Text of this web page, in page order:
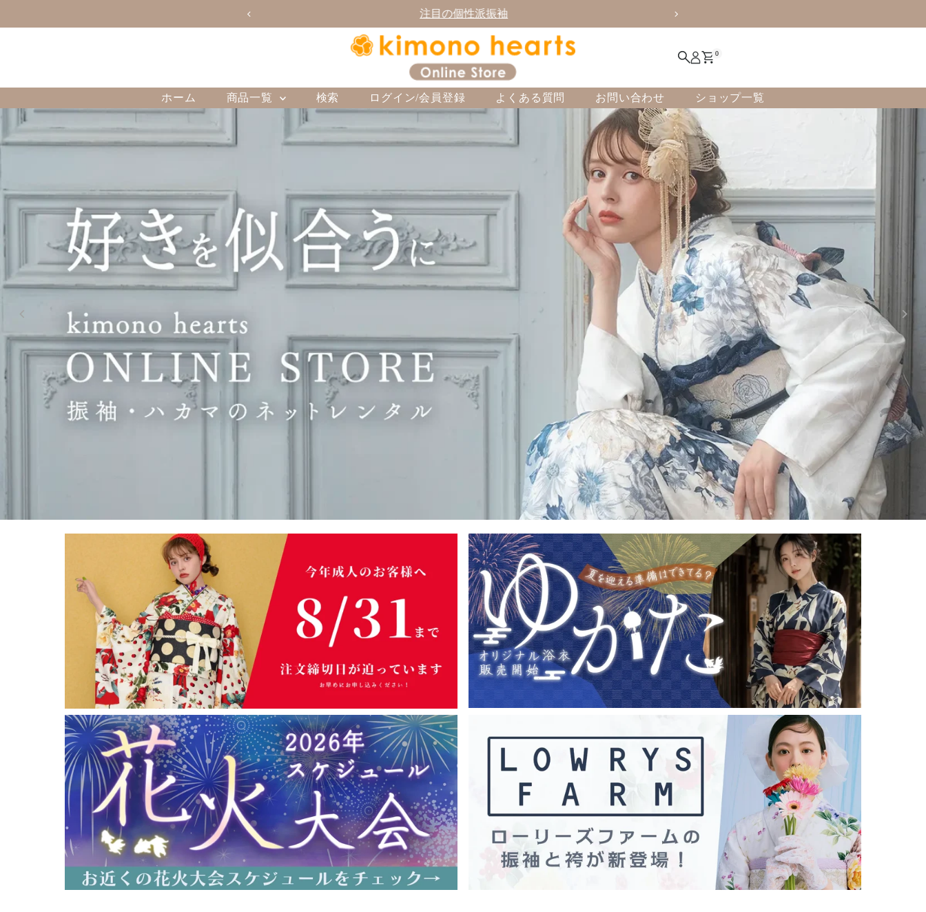
注目の個性派振袖
0
ホーム 商品一覧 検索 ログイン/会員登録 よくある質問 お問い合わせ ショップ一覧